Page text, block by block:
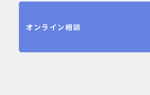
オンライン相談